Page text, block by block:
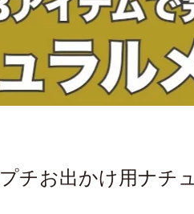
チお出かけ用ナチ